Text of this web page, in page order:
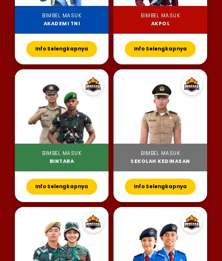
BIMBEL MASUK
AKADEMI TNI
Info Selengkapnya
BIMBEL MASUK
AKPOL
Info Selengkapnya
BIMBEL MASUK
BINTARA
Info Selengkapnya
BIMBEL MASUK
SEKOLAH KEDINASAN
Info Selengkapnya